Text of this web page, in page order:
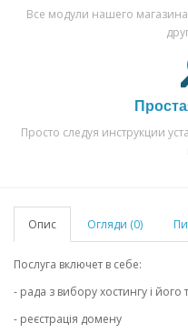
Все модули нашего
Просто следуя инструкции
Опис Огляди (0)
Послуга включет в себе:
- рада з вибору хостингу і
- реєстрація домену